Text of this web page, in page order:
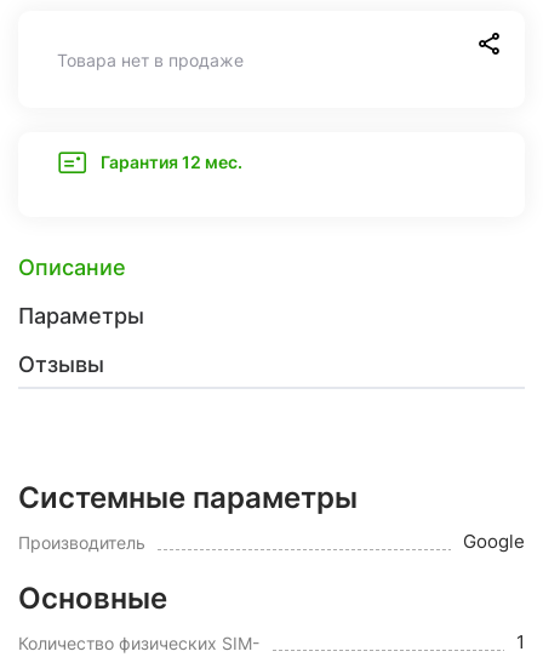
Товара нет в продаже
Гарантия 12 мес.
Описание
Параметры
Отзывы
Системные параметры
Производитель Google
Основные
Количество физических SIM-
1